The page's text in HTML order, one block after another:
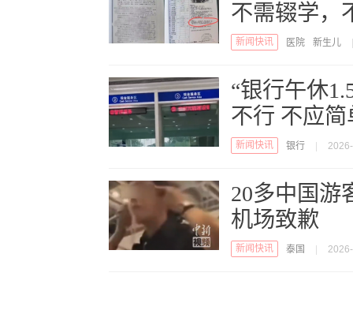
不需辍学，
新闻快讯 医院 新生儿
“银行午休
不行 不应简
新闻快讯 银行
20多中国游
机场致歉
新闻快讯 泰国